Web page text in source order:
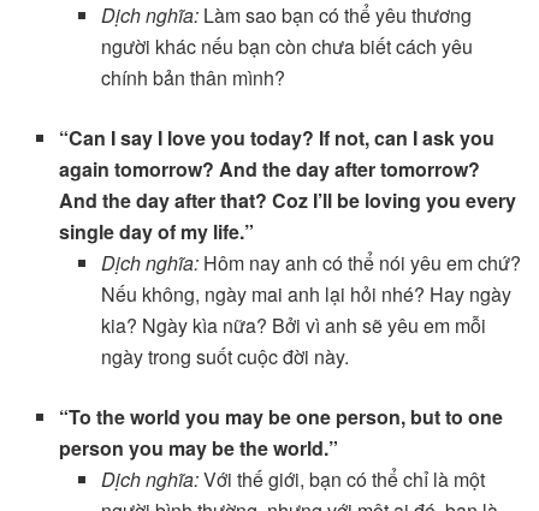
Dịch nghĩa:Làm sao bạn có thể yêu thương
người khác nếu bạn còn chưa biết cách yêu
chính bản thân mình?
“Can I say I love you today? If not, can I ask you
again tomorrow? And the day after tomorrow?
And the day after that? Coz I’ll be loving you every
single day of my life.”
Dịch nghĩa:Hôm nay anh có thể nói yêu em chứ?
Nếu không, ngày mai anh lại hỏi nhé? Hay ngày
kia? Ngày kìa nữa? Bởi vì anh sẽ yêu em mỗi
ngày trong suốt cuộc đời này.
“To the world you may be one person, but to one
person you may be the world.”
Dịch nghĩa:Với thế giới, bạn có thể chỉ là một